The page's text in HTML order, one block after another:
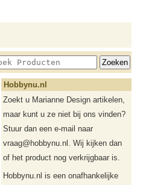
Hobbynu.nl
Zoekt u Marianne Design artikelen,
maar kunt u ze niet bij ons vinden?
Stuur dan een e-mail naar
vraag@hobbynu.nl. Wij kijken dan
of het product nog verkrijgbaar is.
Hobbynu.nl is een onafhankelijke